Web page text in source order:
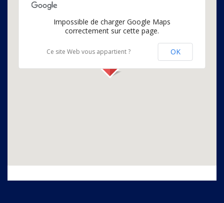
Impossible de charger Google Maps
correctement sur cette page.
Ce site Web vous appartient ? OK